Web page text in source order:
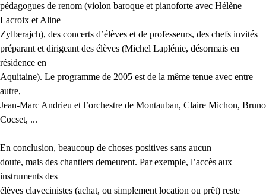
pédagogues de renom (violon baroque et pianoforte avec Hélène
Lacroix et Aline
Zylberajch), des concerts d’élèves et de professeurs, des chefs invités
préparant et dirigeant des élèves (Michel Laplénie, désormais en
résidence en
Aquitaine). Le programme de 2005 est de la même tenue avec entre
autre,
Jean-Marc Andrieu et l’orchestre de Montauban, Claire Michon, Bruno
Cocset, ...
En conclusion, beaucoup de choses positives sans aucun
doute, mais des chantiers demeurent. Par exemple, l’accès aux
instruments des
élèves clavecinistes (achat, ou simplement location ou prêt) reste